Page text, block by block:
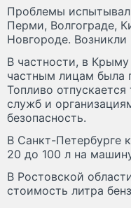
Проблемы
Перми, Волгограде,
Новгороде.
В частности, в
частным лицам была
Топливо
служб и
безопасность.
В Санкт-Петербурге
20 до 100 л на
В Ростовской
стоимость литра